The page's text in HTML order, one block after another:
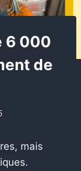
6 000
de
mais